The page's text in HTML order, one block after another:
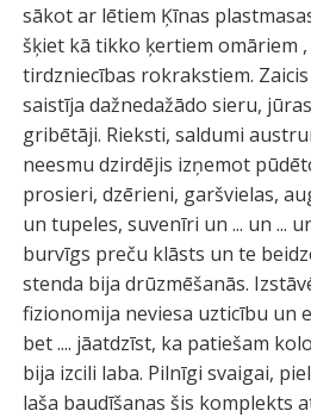
sākot ar lētiem Ķīnas
šķiet kā tikko ķertiem omāriem
tirdzniecības rokrakstiem.
saistīja dažnedažādo sieru,
gribētāji. Rieksti, saldumi
neesmu dzirdējis izņemot
prosieri, dzērieni, garšvielas,
un tupeles, suvenīri un ... un ...
burvīgs preču klāsts un te
stenda bija drūzmēšanās.
fizionomija neviesa uzticību un
bet .... jāatdzīst, ka patiešam
bija izcili laba. Pilnīgi svaigai,
laša baudīšanas šis komplekts